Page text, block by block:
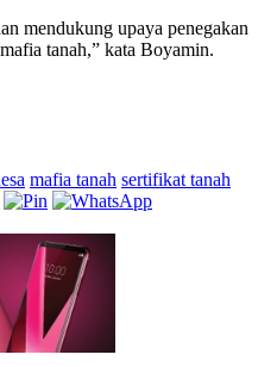
mendukung upaya penegakan
tanah,” kata Boyamin.
mafia tanah sertifikat tanah